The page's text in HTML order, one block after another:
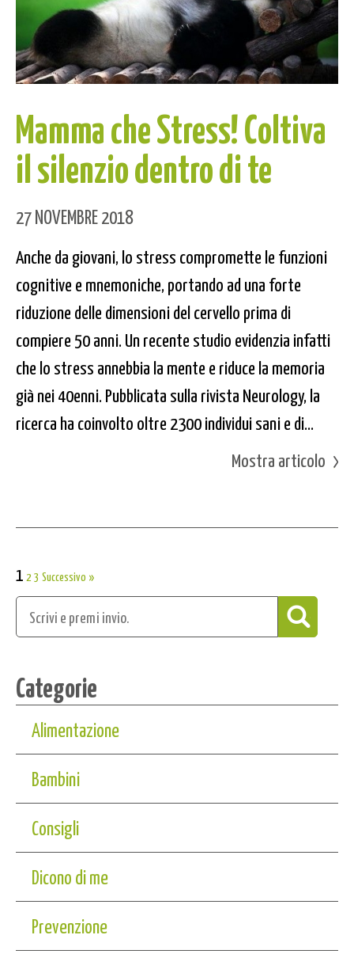
Mamma che Stress! Coltiva
il silenzio dentro di te
27 NOVEMBRE 2018
Anche da giovani, lo stress compromette le funzioni
cognitive e mnemoniche, portando ad una forte
riduzione delle dimensioni del cervello prima di
compiere 50 anni. Un recente studio evidenzia infatti
che lo stress annebbia la mente e riduce la memoria
già nei 40enni. Pubblicata sulla rivista Neurology, la
ricerca ha coinvolto oltre 2300 individui sani e di...
Mostra articolo
1 2 3 Successivo »
Categorie
Alimentazione
Bambini
Consigli
Dicono di me
Prevenzione